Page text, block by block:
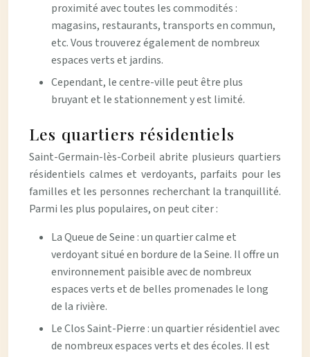
proximité avec toutes les commodités :
magasins, restaurants, transports en commun,
etc. Vous trouverez également de nombreux
espaces verts et jardins.
Cependant, le centre-ville peut être plus
bruyant et le stationnement y est limité.
Les quartiers résidentiels
Saint-Germain-lès-Corbeil abrite plusieurs quartiers
résidentiels calmes et verdoyants, parfaits pour les
familles et les personnes recherchant la tranquillité.
Parmi les plus populaires, on peut citer :
La Queue de Seine : un quartier calme et
verdoyant situé en bordure de la Seine. Il offre un
environnement paisible avec de nombreux
espaces verts et de belles promenades le long
de la rivière.
Le Clos Saint-Pierre : un quartier résidentiel avec
de nombreux espaces verts et des écoles. Il est